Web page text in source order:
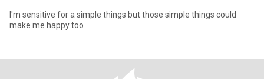
I'm sensitive for a simple things but those simple things could
make me happy too